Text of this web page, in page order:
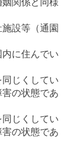
関係と同様
設等（通園
に住んでい
じくしてい
の状態であ
じくしてい
の状態であ